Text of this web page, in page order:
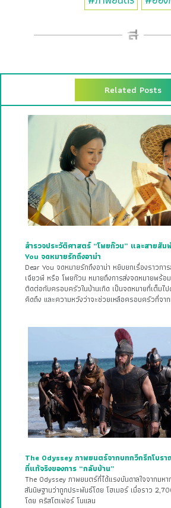
Related Posts
สำรวจประวัติศาสตร์ “โพยก๊วน” และสายสั
You จดหมายรักถึงอาม่า
Dear You จดหมายรักถึงอาม่า หยิบยกเรื่องราวกา
เฉียวพี หรือ โพยก๊วน หมายถึงการส่งจดหมายพร้อม
ติดต่อกับครอบครัวในบ้านเกิด เป็นจดหมายที่เต็มไ
คิดถึง และความหวังว่าจะช่วยเหลือครอบครัวที่จา
The Odyssey ภาพยนตร์จากบทกวีกรีกโบร
ที่แท้จริงของการ “กลับบ้าน”
The Odyssey ภาพยนตร์ที่ได้แรงบันดาลใจจากมห
สันนิษฐานว่าถูกประพันธ์โดย โฮเมอร์ เมื่อราว
โดย คริสโตเฟอร์ โนแลน